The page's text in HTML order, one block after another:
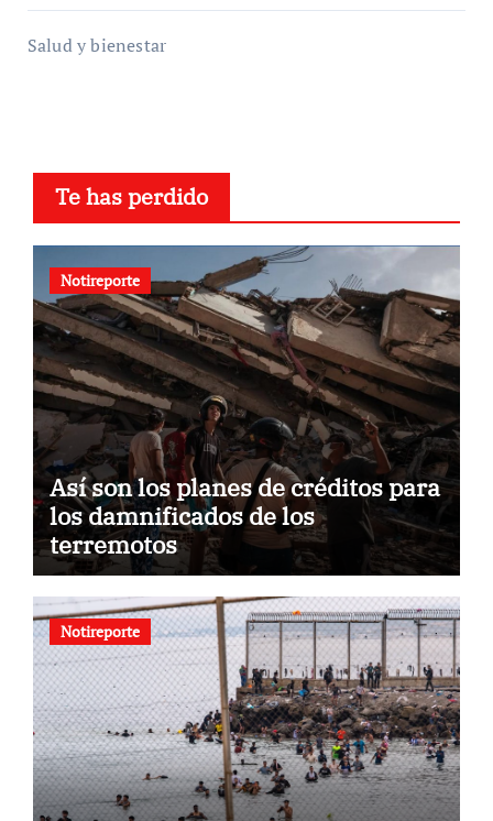
Salud y bienestar
Te has perdido
Notireporte
Así son los planes de créditos para
los damnificados de los
terremotos
Notireporte